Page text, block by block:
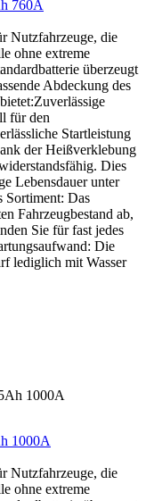
760A
Nutzfahrzeuge, die
ohne extreme
überzeugt
Abdeckung des
für den
Startleistung
der Heißverklebung
Dies
Lebensdauer unter
Sortiment: Das
Fahrzeugbestand ab,
Sie für fast jedes
Die
lediglich mit Wasser
1000A
Nutzfahrzeuge, die
ohne extreme